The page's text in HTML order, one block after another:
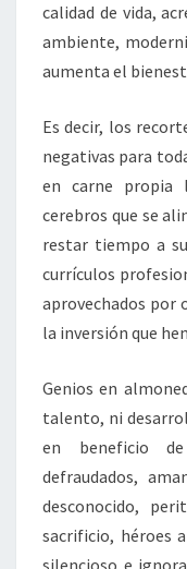
calidad de vida,
ambiente,
aumenta el
Es decir, los
negativas para
en carne propia
cerebros que se
restar tiempo a
currículos
aprovechados por
la inversión que
Genios en
talento, ni
en beneficio de
defraudados,
desconocido,
sacrificio, héroes
silencioso e